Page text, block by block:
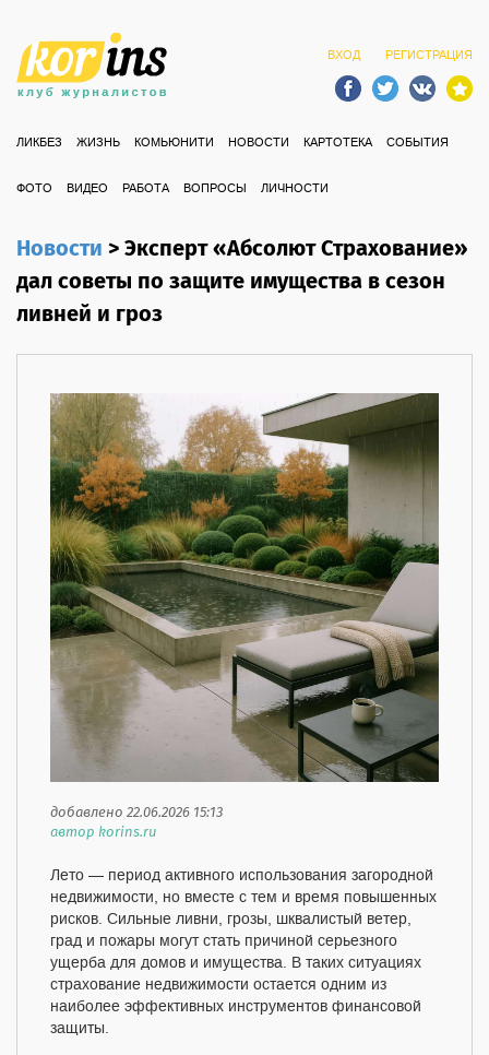
ВХОД РЕГИСТРАЦИЯ
ЛИКБЕЗ ЖИЗНЬ КОМЬЮНИТИ НОВОСТИ КАРТОТЕКА СОБЫТИЯ
ФОТО ВИДЕО РАБОТА ВОПРОСЫ ЛИЧНОСТИ
Новости>Эксперт «Абсолют Страхование»
дал советы по защите имущества в сезон
ливней и гроз
добавлено 22.06.2026 15:13
автор korins.ru
Лето — период активного использования загородной
недвижимости, но вместе с тем и время повышенных
рисков. Сильные ливни, грозы, шквалистый ветер,
град и пожары могут стать причиной серьезного
ущерба для домов и имущества. В таких ситуациях
страхование недвижимости остается одним из
наиболее эффективных инструментов финансовой
защиты.